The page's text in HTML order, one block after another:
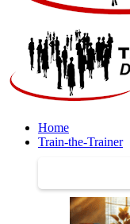
Home
Train-the-Trainer